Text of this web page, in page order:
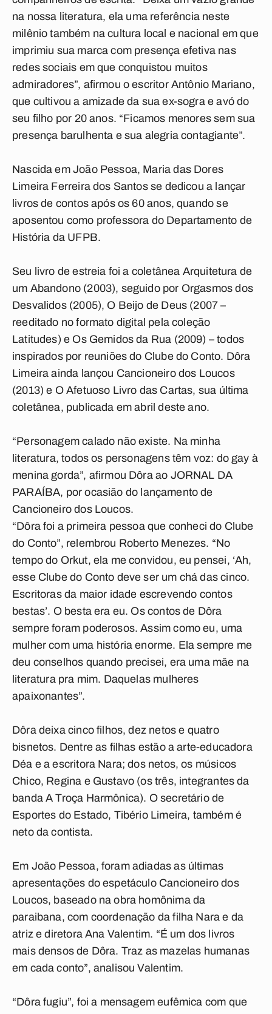
na nossa literatura, ela uma referência neste
milênio também na cultura local e nacional em que
imprimiu sua marca com presença efetiva nas
redes sociais em que conquistou muitos
admiradores”, afirmou o escritor Antônio Mariano,
que cultivou a amizade da sua ex-sogra e avó do
seu filho por 20 anos. “Ficamos menores sem sua
presença barulhenta e sua alegria contagiante”.
Nascida em João Pessoa, Maria das Dores
Limeira Ferreira dos Santos se dedicou a lançar
livros de contos após os 60 anos, quando se
aposentou como professora do Departamento de
História da UFPB.
Seu livro de estreia foi a coletânea Arquitetura de
um Abandono (2003), seguido por Orgasmos dos
Desvalidos (2005), O Beijo de Deus (2007 –
reeditado no formato digital pela coleção
Latitudes) e Os Gemidos da Rua (2009) – todos
inspirados por reuniões do Clube do Conto. Dôra
Limeira ainda lançou Cancioneiro dos Loucos
(2013) e O Afetuoso Livro das Cartas, sua última
coletânea, publicada em abril deste ano.
“Personagem calado não existe. Na minha
literatura, todos os personagens têm voz: do gay à
menina gorda”, afirmou Dôra ao JORNAL DA
PARAÍBA, por ocasião do lançamento de
Cancioneiro dos Loucos.
“Dôra foi a primeira pessoa que conheci do Clube
do Conto”, relembrou Roberto Menezes. “No
tempo do Orkut, ela me convidou, eu pensei, ‘Ah,
esse Clube do Conto deve ser um chá das cinco.
Escritoras da maior idade escrevendo contos
bestas’. O besta era eu. Os contos de Dôra
sempre foram poderosos. Assim como eu, uma
mulher com uma história enorme. Ela sempre me
deu conselhos quando precisei, era uma mãe na
literatura pra mim. Daquelas mulheres
apaixonantes”.
Dôra deixa cinco filhos, dez netos e quatro
bisnetos. Dentre as filhas estão a arte-educadora
Déa e a escritora Nara; dos netos, os músicos
Chico, Regina e Gustavo (os três, integrantes da
banda A Troça Harmônica). O secretário de
Esportes do Estado, Tibério Limeira, também é
neto da contista.
Em João Pessoa, foram adiadas as últimas
apresentações do espetáculo Cancioneiro dos
Loucos, baseado na obra homônima da
paraibana, com coordenação da filha Nara e da
atriz e diretora Ana Valentim. “É um dos livros
mais densos de Dôra. Traz as mazelas humanas
em cada conto”, analisou Valentim.
“Dôra fugiu”, foi a mensagem eufêmica com que